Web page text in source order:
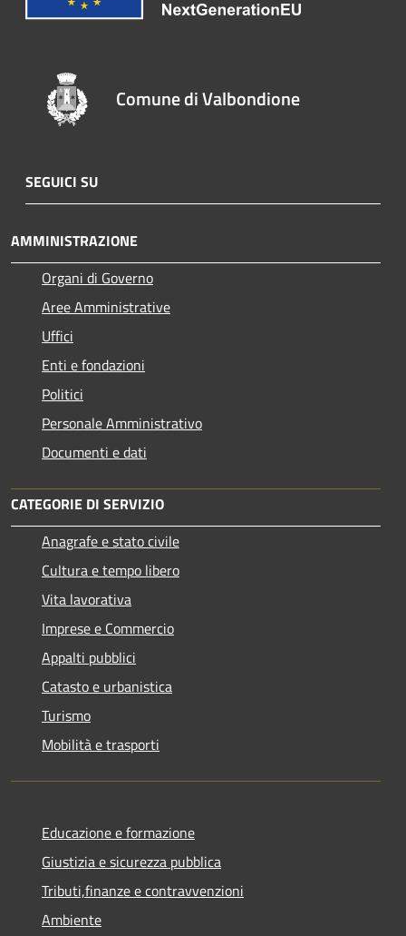
Comune di Valbondione
SEGUICI SU
AMMINISTRAZIONE
Organi di Governo
Aree Amministrative
Uffici
Enti e fondazioni
Politici
Personale Amministrativo
Documenti e dati
CATEGORIE DI SERVIZIO
Anagrafe e stato civile
Cultura e tempo libero
Vita lavorativa
Imprese e Commercio
Appalti pubblici
Catasto e urbanistica
Turismo
Mobilità e trasporti
Educazione e formazione
Giustizia e sicurezza pubblica
Tributi,finanze e contravvenzioni
Ambiente